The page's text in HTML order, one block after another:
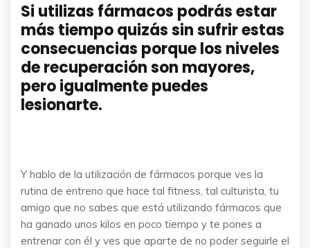
Si utilizas fármacos podrás estar
más tiempo quizás sin sufrir estas
consecuencias porque los niveles
de recuperación son mayores,
pero igualmente puedes
lesionarte.
Y hablo de la utilización de fármacos porque ves la
rutina de entreno que hace tal fitness, tal culturista, tu
amigo que no sabes que está utilizando fármacos que
ha ganado unos kilos en poco tiempo y te pones a
entrenar con él y ves que aparte de no poder seguirle el